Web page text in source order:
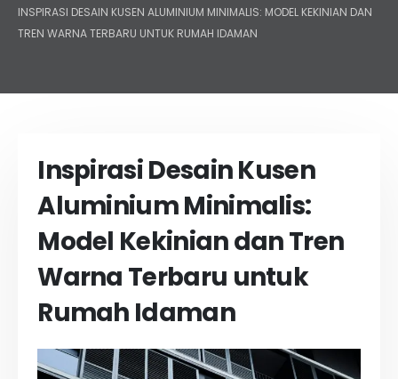
INSPIRASI DESAIN KUSEN ALUMINIUM MINIMALIS: MODEL KEKINIAN DAN
TREN WARNA TERBARU UNTUK RUMAH IDAMAN
Inspirasi Desain Kusen
Aluminium Minimalis:
Model Kekinian dan Tren
Warna Terbaru untuk
Rumah Idaman